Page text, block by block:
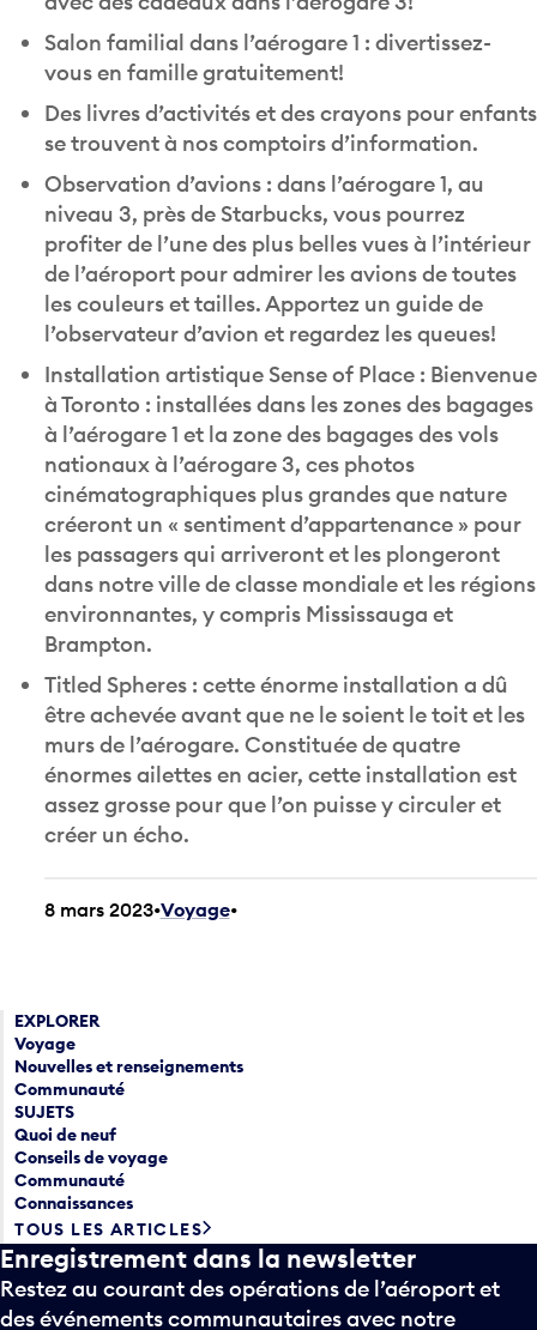
Salon familial dans l’aérogare 1 : divertissez-
vous en famille gratuitement!
Des livres d’activités et des crayons pour enfants
se trouvent à nos comptoirs d’information.
Observation d’avions : dans l’aérogare 1, au
niveau 3, près de Starbucks, vous pourrez
profiter de l’une des plus belles vues à l’intérieur
de l’aéroport pour admirer les avions de toutes
les couleurs et tailles. Apportez un guide de
l’observateur d’avion et regardez les queues!
Installation artistique Sense of Place : Bienvenue
à Toronto : installées dans les zones des bagages
à l’aérogare 1 et la zone des bagages des vols
nationaux à l’aérogare 3, ces photos
cinématographiques plus grandes que nature
créeront un « sentiment d’appartenance » pour
les passagers qui arriveront et les plongeront
dans notre ville de classe mondiale et les régions
environnantes, y compris Mississauga et
Brampton.
Titled Spheres : cette énorme installation a dû
être achevée avant que ne le soient le toit et les
murs de l’aérogare. Constituée de quatre
énormes ailettes en acier, cette installation est
assez grosse pour que l’on puisse y circuler et
créer un écho.
Voyage
Nouvelles et renseignements
Communauté
SUJETS
Quoi de neuf
Conseils de voyage
Communauté
Connaissances
TOUS LES ARTICLES
Enregistrement dans la newsletter
Restez au courant des opérations de l’aéroport et
des événements communautaires avec notre
bulletin mensuel!